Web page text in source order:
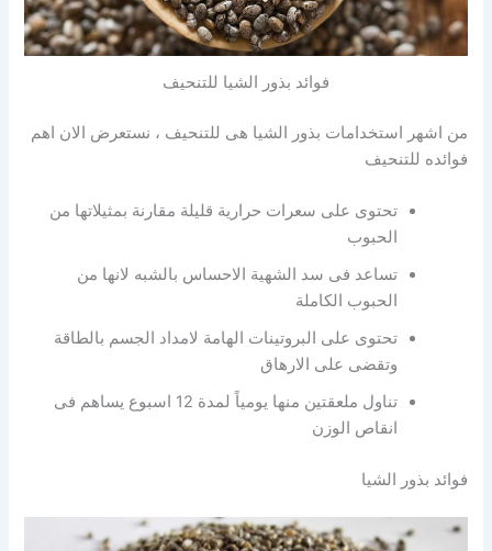
فوائد بذور الشيا للتنحيف
من اشهر استخدامات بذور الشيا هى للتنحيف ، نستعرض الان اهم
فوائده للتنحيف
تحتوى على سعرات حرارية قليلة مقارنة بمثيلاتها من
الحبوب
تساعد فى سد الشهية الاحساس بالشبه لانها من
الحبوب الكاملة
تحتوى على البروتينات الهامة لامداد الجسم بالطاقة
وتقضى على الارهاق
تناول ملعقتين منها يومياً لمدة 12 اسبوع يساهم فى
انقاص الوزن
فوائد بذور الشيا